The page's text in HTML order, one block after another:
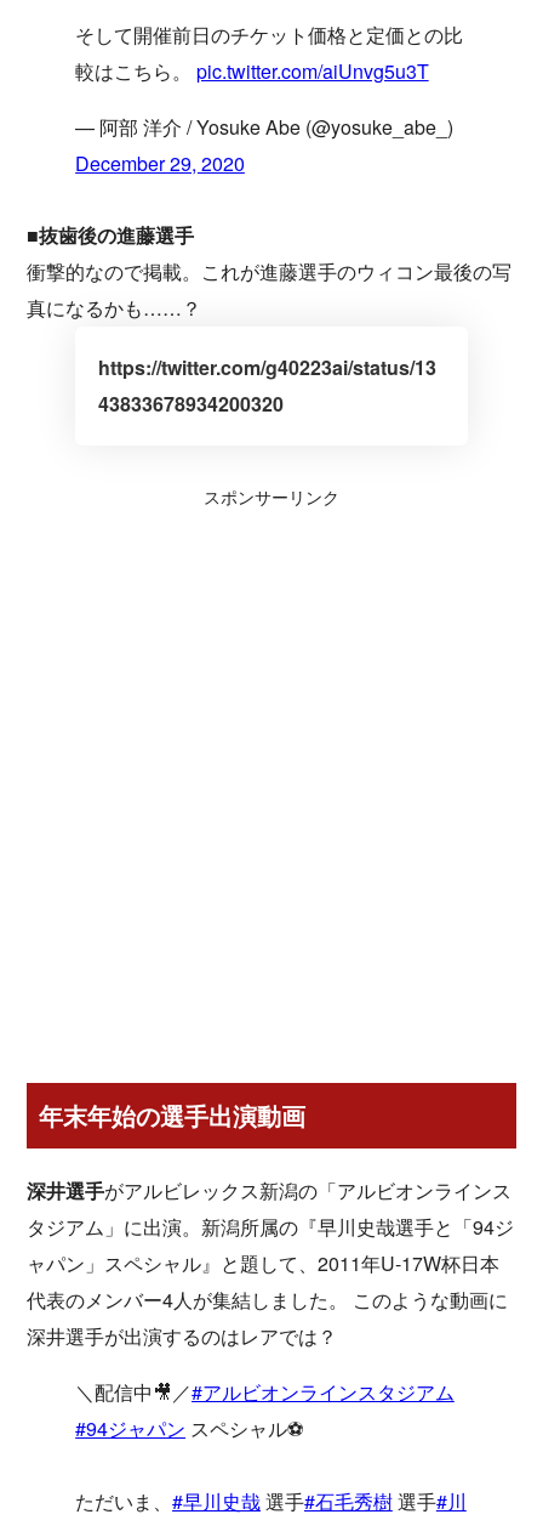
そして開催前日のチケット価格と定価との比
較はこちら。pic.twitter.com/aiUnvg5u3T
— 阿部 洋介 / Yosuke Abe (@yosuke_abe_)
December 29, 2020
■抜歯後の進藤選手
衝撃的なので掲載。これが進藤選手のウィコン最後の写
真になるかも……？
https://twitter.com/g40223ai/status/13
43833678934200320
スポンサーリンク
年末年始の選手出演動画
深井選手がアルビレックス新潟の「アルビオンラインス
タジアム」に出演。新潟所属の『早川史哉選手と「94ジ
ャパン」スペシャル』と題して、2011年U-17W杯日本
代表のメンバー4人が集結しました。 このような動画に
深井選手が出演するのはレアでは？
＼配信中🎥／#アルビオンラインスタジアム
#94ジャパン スペシャル⚽
ただいま、#早川史哉選手#石毛秀樹選手#川